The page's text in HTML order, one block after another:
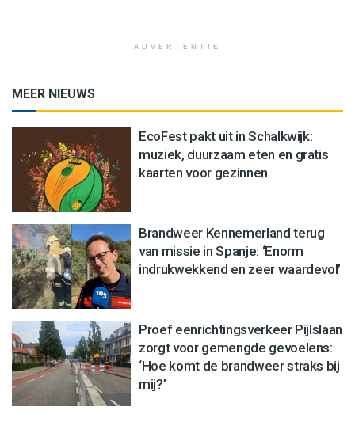
ADVERTENTIE
MEER NIEUWS
EcoFest pakt uit in Schalkwijk:
muziek, duurzaam eten en gratis
kaarten voor gezinnen
Brandweer Kennemerland terug
van missie in Spanje: ‘Enorm
indrukwekkend en zeer waardevol’
Proef eenrichtingsverkeer Pijlslaan
zorgt voor gemengde gevoelens:
‘Hoe komt de brandweer straks bij
mij?’